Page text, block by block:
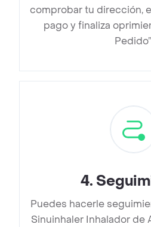
comprobar tu dirección,
pago y finaliza
4.
Puedes hacerle
Sinuinhaler Inhalador de